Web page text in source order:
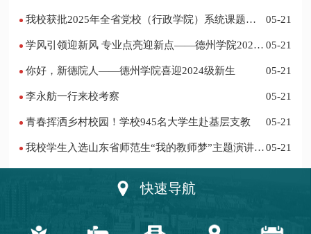
我校获批2025年全省党校（行政学院）系统课题立
05-21
学风引领迎新风 专业点亮迎新点——德州学院2024
05-21
你好，新德院人——德州学院喜迎2024级新生 05-21
李永舫一行来校考察 05-21
青春挥洒乡村校园！学校945名大学生赴基层支教 05-21
我校学生入选山东省师范生“我的教师梦”主题演讲活
05-21
快速导航